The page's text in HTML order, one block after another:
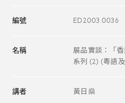
編號 ED2003.0036
名稱
展品實談：「
系列 (2) (粵語
講者 黃日燊